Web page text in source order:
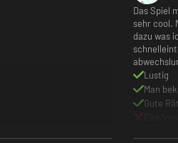
Das Spiel
sehr cool.
dazu was
Lustig
Man
Gute